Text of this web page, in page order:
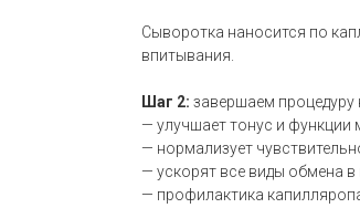
Сыворотка наносится по
впитывания.
Шаг 2: завершаем процедуру
— улучшает тонус и функции
— нормализует
— ускорят все виды обмена в
— профилактика